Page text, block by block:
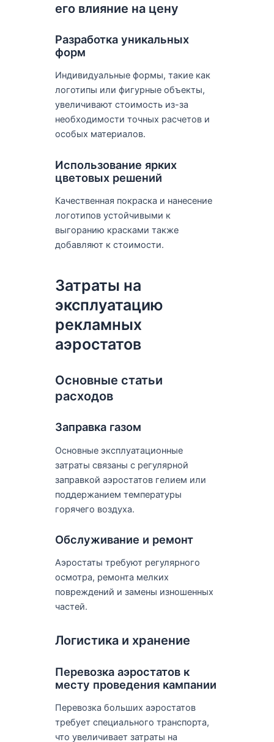
его влияние на цену
Разработка уникальных
форм
Индивидуальные формы, такие как
логотипы или фигурные объекты,
увеличивают стоимость из-за
необходимости точных расчетов и
особых материалов.
Использование ярких
цветовых решений
Качественная покраска и нанесение
логотипов устойчивыми к
выгоранию красками также
добавляют к стоимости.
Затраты на
эксплуатацию
рекламных
аэростатов
Основные статьи
расходов
Заправка газом
Основные эксплуатационные
затраты связаны с регулярной
заправкой аэростатов гелием или
поддержанием температуры
горячего воздуха.
Обслуживание и ремонт
Аэростаты требуют регулярного
осмотра, ремонта мелких
повреждений и замены изношенных
частей.
Логистика и хранение
Перевозка аэростатов к
месту проведения кампании
Перевозка больших аэростатов
требует специального транспорта,
что увеличивает затраты на